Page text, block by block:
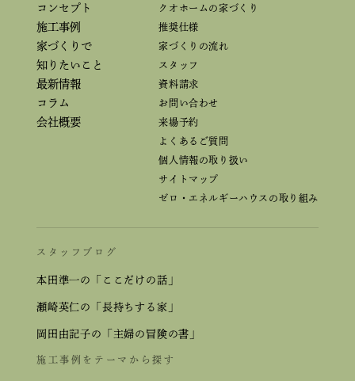
コンセプト
施工事例
家づくりで
知りたいこと
最新情報
コラム
会社概要
クオホームの家づくり
推奨仕様
家づくりの流れ
スタッフ
資料請求
お問い合わせ
来場予約
よくあるご質問
個人情報の取り扱い
サイトマップ
ゼロ・エネルギーハウスの取り組み
スタッフブログ
本田準一の「ここだけの話」
瀬崎英仁の「長持ちする家」
岡田由記子の「主婦の冒険の書」
施工事例をテーマから探す